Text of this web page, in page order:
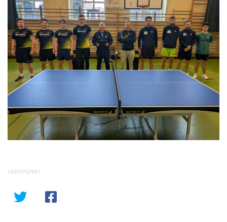
UDOSTĘPNIJ